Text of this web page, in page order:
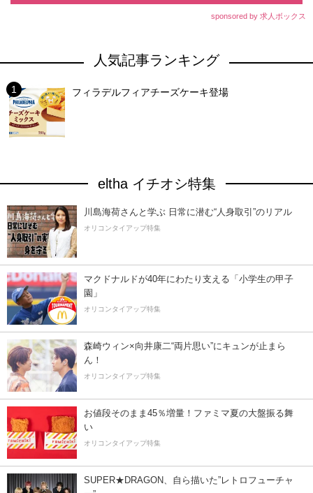
sponsored by 求人ボックス
人気記事ランキング
フィラデルフィアチーズケーキ登場
eltha イチオシ特集
川島海荷さんと学ぶ 日常に潜む“人身取引”のリアル
オリコンタイアップ特集
マクドナルドが40年にわたり支える「小学生の甲子
園」
オリコンタイアップ特集
森崎ウィン×向井康二“両片思い”にキュンが止まら
ん！
オリコンタイアップ特集
お値段そのまま45％増量！ファミマ夏の大盤振る舞
い
オリコンタイアップ特集
SUPER★DRAGON、自ら描いた”レトロフューチャ